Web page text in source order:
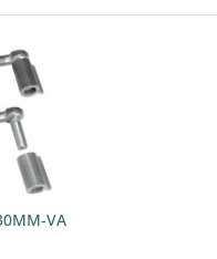
VA